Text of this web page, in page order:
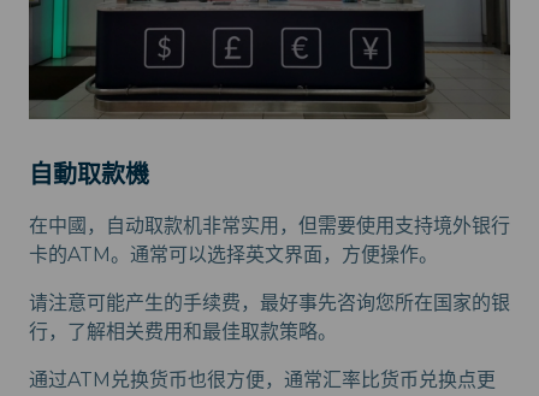
自動取款機
在中國，自动取款机非常实用，但需要使用支持境外银行
卡的ATM。通常可以选择英文界面，方便操作。
请注意可能产生的手续费，最好事先咨询您所在国家的银
行，了解相关费用和最佳取款策略。
通过ATM兑换货币也很方便，通常汇率比货币兑换点更